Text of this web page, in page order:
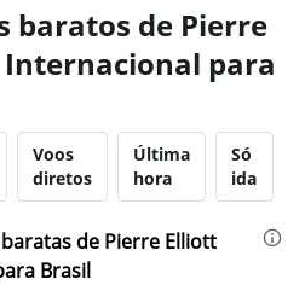
baratos de Pierre
para
Voos
diretos
Última
hora
Só
ida
de Pierre Elliott
Brasil